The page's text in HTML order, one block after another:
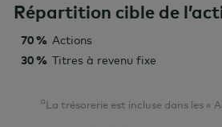
Répartition cible de
70 % Actions
30 % Titres à revenu fixe
¤La trésorerie est incluse dans les «